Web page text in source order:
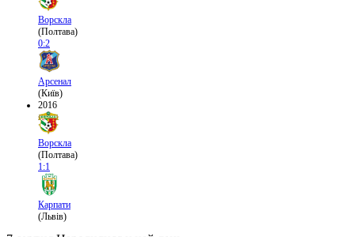
Ворскла
(Полтава)
0:2
Арсенал
(Київ)
2016
Ворскла
(Полтава)
1:1
Карпати
(Львів)